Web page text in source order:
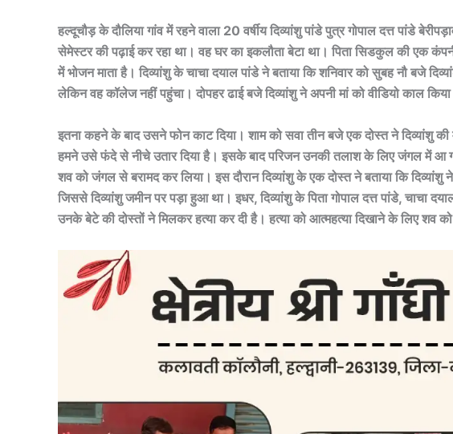
हल्दूचौड़ के दौलिया गांव में रहने वाला 20 वर्षीय दिव्यांशु पांडे पुत्र गोपाल दत्त पांडे
सेमेस्टर की पढ़ाई कर रहा था। वह घर का इकलौता बेटा था। पिता सिडकुल की एक
में भोजन माता है। दिव्यांशु के चाचा दयाल पांडे ने बताया कि शनिवार को सुबह नौ बजे
लेकिन वह कॉलेज नहीं पहुंचा। दोपहर ढाई बजे दिव्यांशु ने अपनी मां को वीडियो काल
इतना कहने के बाद उसने फोन काट दिया। शाम को सवा तीन बजे एक दोस्त ने दिव्यांशु की
हमने उसे फंदे से नीचे उतार दिया है। इसके बाद परिजन उनकी तलाश के लिए जंगल में आ
शव को जंगल से बरामद कर लिया। इस दौरान दिव्यांशु के एक दोस्त ने बताया कि
जिससे दिव्यांशु जमीन पर पड़ा हुआ था। इधर, दिव्यांशु के पिता गोपाल दत्त पांडे, चाचा
उनके बेटे की दोस्तों ने मिलकर हत्या कर दी है। हत्या को आत्महत्या दिखाने के लिए शव